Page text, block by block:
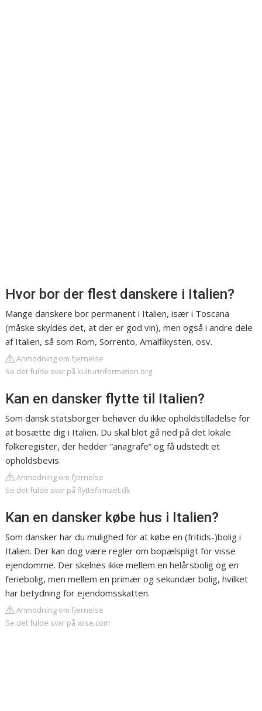
Hvor bor der flest danskere i Italien?
Mange danskere bor permanent i Italien, især i Toscana
(måske skyldes det, at der er god vin), men også i andre dele
af Italien, så som Rom, Sorrento, Amalfikysten, osv.
Anmodning om fjernelse
Se det fulde svar på kulturinformation.org
Kan en dansker flytte til Italien?
Som dansk statsborger behøver du ikke opholdstilladelse for
at bosætte dig i Italien. Du skal blot gå ned på det lokale
folkeregister, der hedder ”anagrafe” og få udstedt et
opholdsbevis.
Anmodning om fjernelse
Se det fulde svar på flyttefirmaet.dk
Kan en dansker købe hus i Italien?
Som dansker har du mulighed for at købe en (fritids-)bolig i
Italien. Der kan dog være regler om bopælspligt for visse
ejendomme. Der skelnes ikke mellem en helårsbolig og en
feriebolig, men mellem en primær og sekundær bolig, hvilket
har betydning for ejendomsskatten.
Anmodning om fjernelse
Se det fulde svar på wise.com